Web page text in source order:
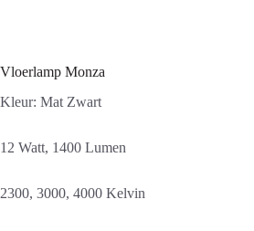
Vloerlamp Monza
Kleur: Mat Zwart
12 Watt, 1400 Lumen
2300, 3000, 4000 Kelvin